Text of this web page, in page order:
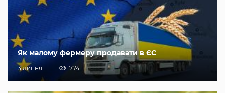
Як малому фермеру продавати в ЄС
3 липня 774